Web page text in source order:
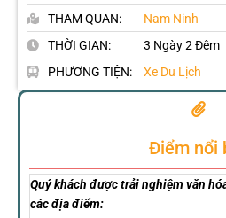
THAM QUAN:
Nam Ninh
THỜI GIAN:
3 Ngày 2 Đêm
PHƯƠNG TIỆN:
Xe Du Lịch
Điểm nổi
Quý khách được trải nghiệm văn
các địa điểm: